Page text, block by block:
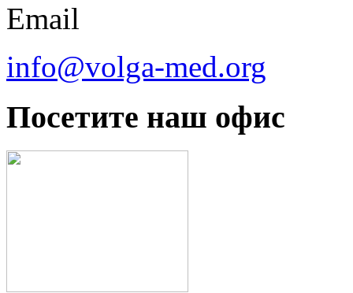
Email
info@volga-med.org
Посетите наш офис